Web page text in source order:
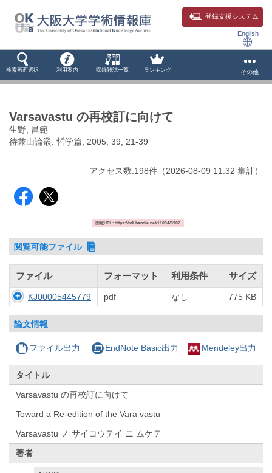
登録支援システム
English
検索画面選択 利用案内 収録雑誌一覧 ランキング その他
Varsavastu の再校訂に向けて
生野, 昌範
待兼山論叢. 哲学篇, 2005, 39, 21-39
アクセス数:198件 （2026-08-09 11:32 集計）
固定URL: https://hdl.handle.net/11094/5902
閲覧可能ファイル
ファイル フォーマット 利用条件 サイズ
KJ00005445779 pdf なし 775 KB
論文情報
ファイル出力 EndNote Basic出力 Mendeley出力
タイトル
Varsavastu の再校訂に向けて
Toward a Re-edition of the Vara vastu
Varsavastu ノ サイコウテイ ニ ムケテ
著者